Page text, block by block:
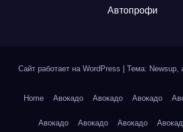
Автопрофи
Сайт работает на WordPress Тема: Newsup,
Home Авокадо Авокадо Авокадо
Авокадо Авокадо Авокадо